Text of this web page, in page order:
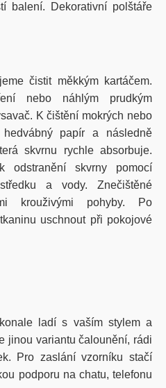
balení. Dekorativní polštáře
čistit měkkým kartáčem.
nebo náhlým prudkým
K čištění mokrých nebo
papír a následně
skvrnu rychle absorbuje.
odstranění skvrny pomocí
a vody. Znečištěné
krouživými pohyby. Po
uschnout při pokojové
ladí s vaším stylem a
jinou variantu čalounění, rádi
Pro zaslání vzorníku stačí
podporu na chatu, telefonu